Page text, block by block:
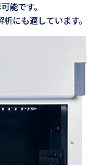
能です。
にも適しています。